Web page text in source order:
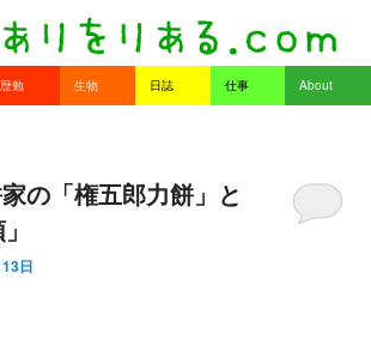
content
歴勉 生物 日誌 仕事 About
の「権五郎力餅」と
日